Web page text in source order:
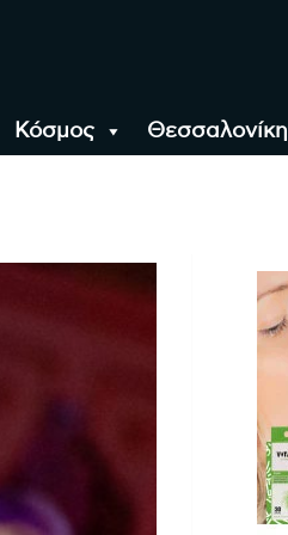
Κόσμος Θεσσαλονίκη